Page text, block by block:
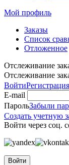
Мой профиль
Заказы
Список
Отложенное
Отслеживание
Отслеживание
ВойтиРегистрация
E-mail
ПарольЗабыли
Создать учетную
Войти через соц.
Войти